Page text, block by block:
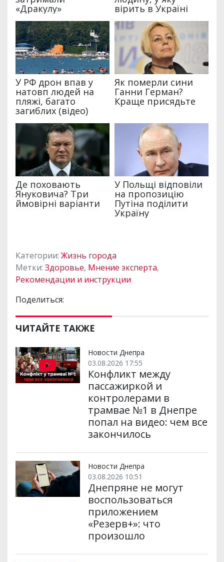
Категории: Жизнь города
Метки: Здоровье, Мнение эксперта,
Рекомендации и инструкции
Поделиться:
ЧИТАЙТЕ ТАКЖЕ
Новости Днепра
03.08.2026 17:55
Конфликт между
пассажиркой и
контролерами в
трамвае №1 в Днепре
попал на видео: чем все
закончилось
Новости Днепра
03.08.2026 10:51
Днепряне не могут
воспользоваться
приложением
«Резерв+»: что
произошло